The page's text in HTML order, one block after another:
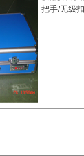
把手/无级